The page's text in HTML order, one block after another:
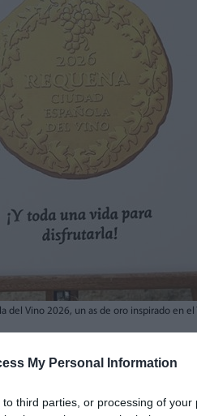
My Personal Information
third parties, or processing of your
del Vino 2026, un as de oro inspirado en